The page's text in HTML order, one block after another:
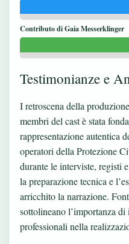
Contributo di Gaia Messerklinger
Testimonianze e
I retroscena della
membri del cast è stata
rappresentazione autentica
operatori della Protezione
durante le interviste, registi
la preparazione tecnica e
arricchito la narrazione.
sottolineano l’importanza
professionali nella